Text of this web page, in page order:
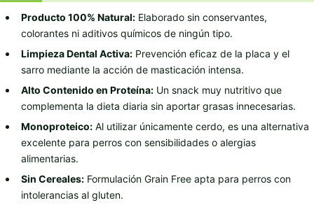
Producto 100% Natural: Elaborado sin conservantes,
colorantes ni aditivos químicos de ningún tipo.
Limpieza Dental Activa: Prevención eficaz de la placa y el
sarro mediante la acción de masticación intensa.
Alto Contenido en Proteína: Un snack muy nutritivo que
complementa la dieta diaria sin aportar grasas innecesarias.
Monoproteico: Al utilizar únicamente cerdo, es una alternativa
excelente para perros con sensibilidades o alergias
alimentarias.
Sin Cereales: Formulación Grain Free apta para perros con
intolerancias al gluten.